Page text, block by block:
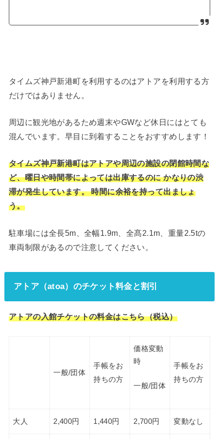
タイムズ神戸新港町を利用するのはアトアを利用する方
だけではありません。
周辺に観光地があるため週末やGWなど休日にはとても
混んでいます。早目に到着することをおすすめします！
タイムズ神戸新港町はアトアや周辺の施設の閉館時間な
ど、曜日や時間帯によっては出庫するのに かなりの渋
滞が発生しています。 時間に余裕を持って出ましょ
う。
駐車場には全長5m、全幅1.9m、全髙2.1m、重量2.5tの
車両制限があるので注意してください。
アトア（atoa）のチケット料金と割引
アトアの入館チケットの料金はこちら（税込）
一般/団体
手帳をお
持ちの方
価格変動
時
一般/団体
手帳をお
持ちの方
大人 2,400円 1,440円 2,700円 変動なし